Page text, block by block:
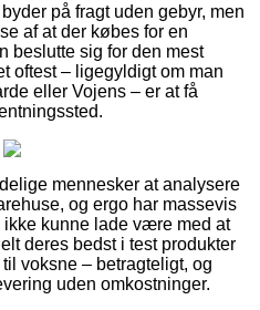
på fragt uden gebyr, men
af at der købes for en
beslutte sig for den mest
oftest – ligegyldigt om man
eller Vojens – er at få
mennesker at analysere
og ergo har massevis
kunne lade være med at
deres bedst i test produkter
voksne – betragteligt, og
uden omkostninger.